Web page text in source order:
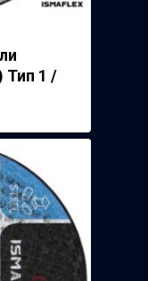
Тип 1 /